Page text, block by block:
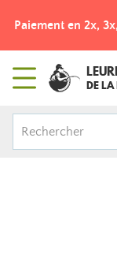
Paiement en 2x,
DE LA